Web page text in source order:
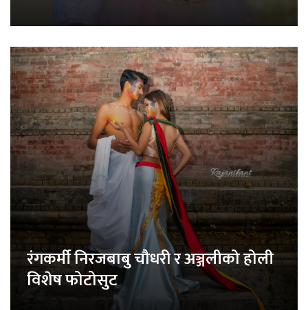
रंगकर्मी निरजबाबु चौधरी र अञ्जलीको होली
विशेष फोटोसुट